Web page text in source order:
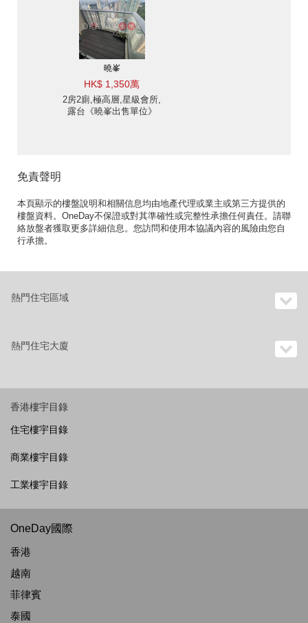
曉峯
HK$ 1,350萬
2房2廁,極高層,星級會所,
露台《曉峯出售單位》
免責聲明
本頁顯示的樓盤說明和相關信息均由地產代理或業主或第三方提供的
樓盤資料。OneDay不保證或對其準確性或完整性承擔任何責任。請聯
絡放盤者獲取更多詳細信息。您訪問和使用本協議內容的風險由您自
行承擔。
熱門住宅區域
熱門住宅大廈
香港樓宇目錄
住宅樓宇目錄
商業樓宇目錄
工業樓宇目錄
OneDay國際
香港
越南
菲律賓
泰國